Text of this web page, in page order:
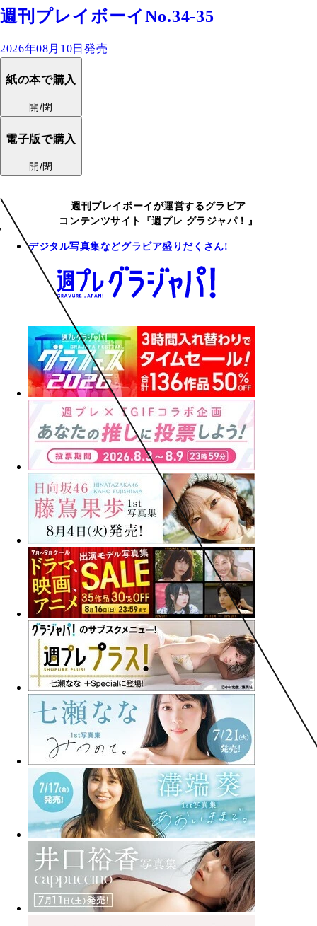
週刊プレイボーイNo.34-35
2026年08月10日発売
紙の本で購入
開/閉
電子版で購入
開/閉
週刊プレイボーイが運営するグラビア
コンテンツサイト『週プレ グラジャパ！』
デジタル写真集などグラビア盛りだくさん!